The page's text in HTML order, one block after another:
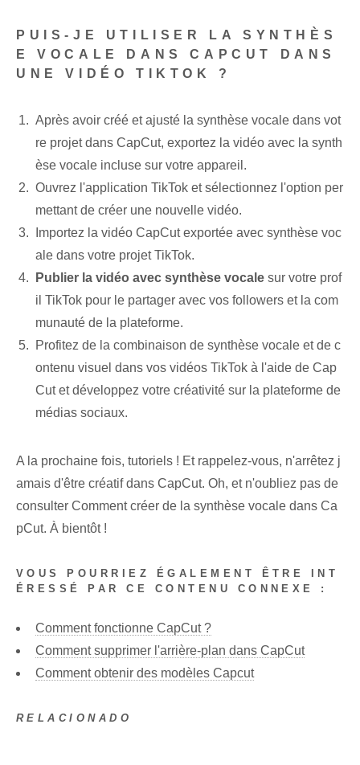
PUIS-JE UTILISER LA SYNTHÈS
E VOCALE DANS CAPCUT DANS
UNE VIDÉO TIKTOK ?
Après avoir créé et ajusté la synthèse vocale dans vot
re projet dans CapCut, exportez la vidéo avec la synth
èse vocale incluse sur votre appareil.
Ouvrez l'application TikTok et sélectionnez l'option per
mettant de créer une nouvelle vidéo.
Importez la vidéo CapCut exportée avec synthèse voc
ale dans votre projet TikTok.
Publier la vidéo avec synthèse vocale sur votre prof
il TikTok ‌pour​ le partager avec vos⁤ followers et la⁤ com
munauté de la plateforme.
Profitez de la combinaison de synthèse vocale et de c
ontenu visuel dans vos vidéos TikTok à l'aide de Cap
Cut et développez votre créativité sur la plateforme de
médias sociaux.
A la prochaine fois, tutoriels ! Et rappelez-vous, n'arrêtez j
amais d'être créatif dans CapCut. Oh, et n'oubliez pas de
consulter Comment créer de la synthèse vocale dans Ca
pCut. À bientôt !
VOUS POURRIEZ ÉGALEMENT ÊTRE INT
ÉRESSÉ PAR CE CONTENU CONNEXE :
Comment fonctionne CapCut ?
Comment supprimer l'arrière-plan dans CapCut
Comment obtenir des modèles Capcut
RELACIONADO